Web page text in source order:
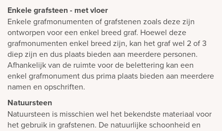
Enkele grafsteen - met vloer
Enkele grafmonumenten of grafstenen zoals deze zijn
ontworpen voor een enkel breed graf. Hoewel deze
grafmonumenten enkel breed zijn, kan het graf wel 2 of 3
diep zijn en dus plaats bieden aan meerdere personen.
Afhankelijk van de ruimte voor de belettering kan een
enkel grafmonument dus prima plaats bieden aan meerdere
namen en opschriften.
Natuursteen
Natuursteen is misschien wel het bekendste materiaal voor
het gebruik in grafstenen. De natuurlijke schoonheid en